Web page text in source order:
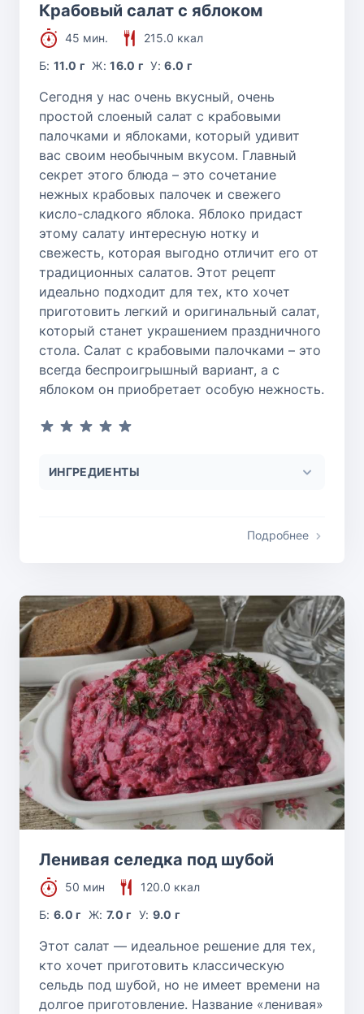
Крабовый салат с яблоком
45 мин.
215.0 ккал
Б:11.0 г Ж:16.0 г У:6.0 г
Сегодня у нас очень вкусный, очень
простой слоеный салат с крабовыми
палочками и яблоками, который удивит
вас своим необычным вкусом. Главный
секрет этого блюда – это сочетание
нежных крабовых палочек и свежего
кисло-сладкого яблока. Яблоко придаст
этому салату интересную нотку и
свежесть, которая выгодно отличит его от
традиционных салатов. Этот рецепт
идеально подходит для тех, кто хочет
приготовить легкий и оригинальный салат,
который станет украшением праздничного
стола. Салат с крабовыми палочками – это
всегда беспроигрышный вариант, а с
яблоком он приобретает особую нежность.
ИНГРЕДИЕНТЫ
Подробнее
Ленивая селедка под шубой
50 мин
120.0 ккал
Б:6.0 г Ж: 7.0 г У: 9.0 г
Этот салат — идеальное решение для тех,
кто хочет приготовить классическую
сельдь под шубой, но не имеет времени на
долгое приготовление. Название «ленивая»